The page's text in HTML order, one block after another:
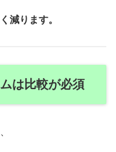
減ります。
は比較が必須